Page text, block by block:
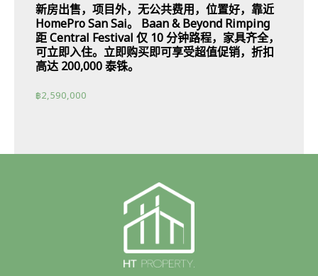
新房出售，项目外，无公共费用，位置好，靠近
HomePro San Sai。 Baan & Beyond Rimping
距 Central Festival 仅 10 分钟路程，家具齐全，
可立即入住。立即购买即可享受超值促销，折扣
高达 200,000 泰铢。
฿2,590,000